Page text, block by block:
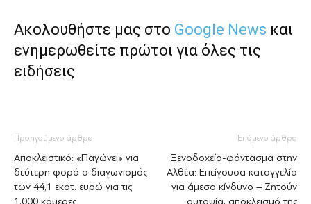
Ακολουθήστε μας στο Google News και
ενημερωθείτε πρώτοι για όλες τις
ειδήσεις
Προηγούμενο άρθρο
Αποκλειστικό: «Παγώνει» για
δεύτερη φορά ο διαγωνισμός
των 44,1 εκατ. ευρώ για τις
Επόμενο άρθρο
Ξενοδοχείο-φάντασμα στην
Αλθέα: Επείγουσα καταγγελία
για άμεσο κίνδυνο – Ζητούν